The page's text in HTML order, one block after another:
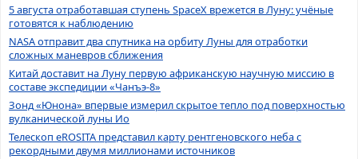
5 августа отработавшая ступень SpaceX врежется в Луну: учёные
готовятся к наблюдению
NASA отправит два спутника на орбиту Луны для отработки
сложных маневров сближения
Китай доставит на Луну первую африканскую научную миссию в
составе экспедиции «Чанъэ-8»
Зонд «Юнона» впервые измерил скрытое тепло под поверхностью
вулканической луны Ио
Телескоп eROSITA представил карту рентгеновского неба с
рекордными двумя миллионами источников